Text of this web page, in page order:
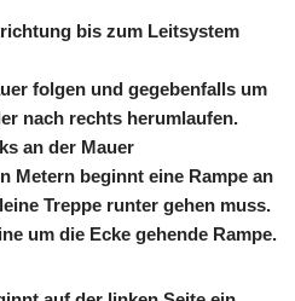
bis zum Leitsystem
folgen und gegebenfalls um
nach rechts herumlaufen.
an der Mauer
Metern beginnt eine Rampe an
Treppe runter gehen muss.
um die Ecke gehende Rampe.